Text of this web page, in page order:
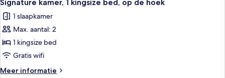
bed
foto's
voor
Signature
kamer,
1
kingsize
Signature kamer, 1 kingsize bed, op de hoek
1 slaapkamer
Max. aantal: 2
1 kingsize bed
Gratis wifi
Meer informatie
Meer